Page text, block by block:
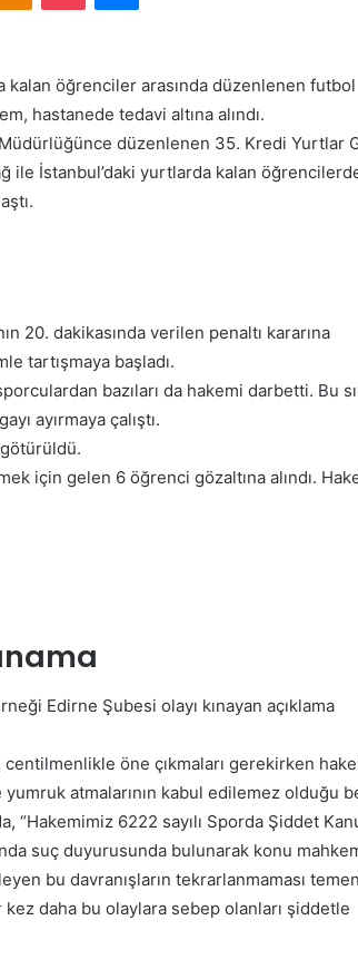
kalan öğrenciler arasında düzenlenen futbol
hastanede tedavi altına alındı.
düzenlenen 35. Kredi Yurtlar
ile İstanbul’daki yurtlarda kalan
20. dakikasında verilen penaltı kararına
tartışmaya başladı.
bazıları da hakemi darbetti. Bu
ayırmaya çalıştı.
için gelen 6 öğrenci gözaltına alındı.
Edirne Şubesi olayı kınayan açıklama
centilmenlikle öne çıkmaları gerekirken
atmalarının kabul edilemez olduğu
“Hakemimiz 6222 sayılı Sporda Şiddet
suç duyurusunda bulunarak konu
bu davranışların tekrarlanmaması
daha bu olaylara sebep olanları şiddetle